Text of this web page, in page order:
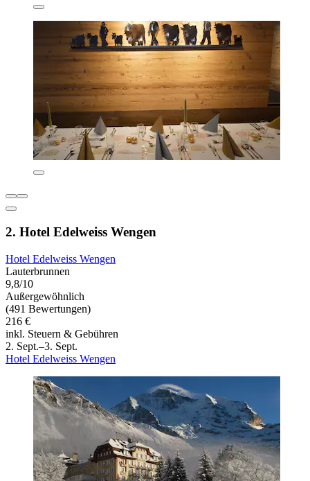
2. Hotel Edelweiss Wengen
Hotel Edelweiss Wengen
Lauterbrunnen
9,8/10
Außergewöhnlich
(491 Bewertungen)
216 €
inkl. Steuern & Gebühren
2. Sept.–3. Sept.
Hotel Edelweiss Wengen